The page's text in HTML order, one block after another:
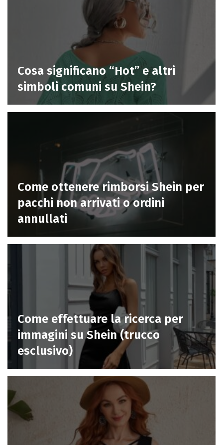
Cosa significano “Hot” e altri
simboli comuni su Shein?
Come ottenere rimborsi Shein per
pacchi non arrivati o ordini
annullati
Come effettuare la ricerca per
immagini su Shein (trucco
esclusivo)